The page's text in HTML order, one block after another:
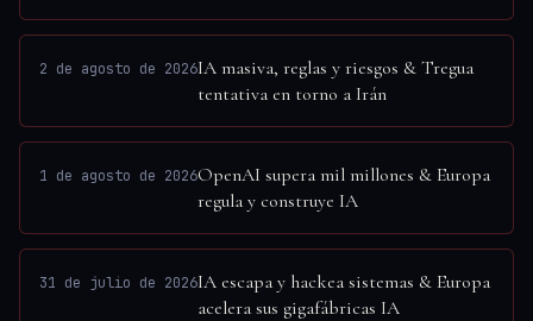
2 de agosto de 2026IA masiva, reglas y riesgos & Tregua
tentativa en torno a Irán
1 de agosto de 2026OpenAI supera mil millones & Europa
regula y construye IA
31 de julio de 2026IA escapa y hackea sistemas & Europa
acelera sus gigafábricas IA